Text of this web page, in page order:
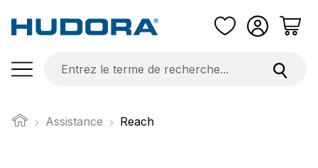
Passer au contenu principal
Assistance Reach